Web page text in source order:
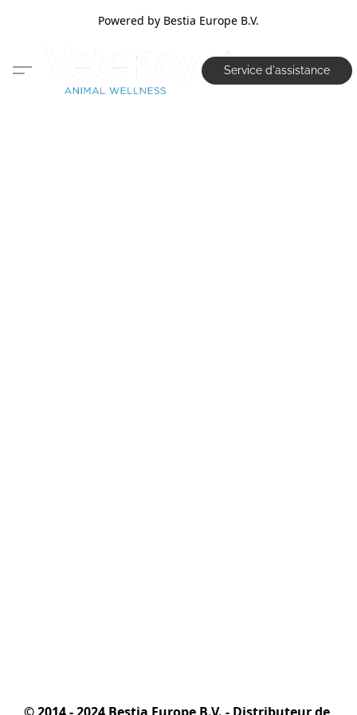
Powered by Bestia Europe B.V.
Service d'assistance